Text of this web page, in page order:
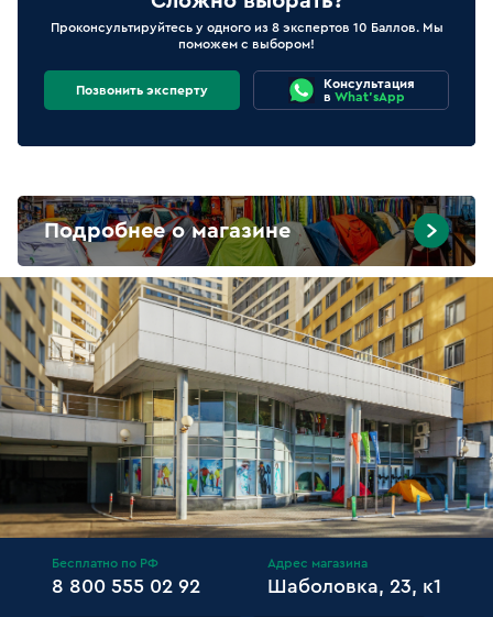
Проконсультируйтесь у одного из 8 экспертов 10 Баллов. Мы
поможем с выбором!
Позвонить эксперту
Консультация
в What'sApp
Подробнее о магазине
Бесплатно по РФ
8 800 555 02 92
Адрес магазина
Шаболовка, 23, к1